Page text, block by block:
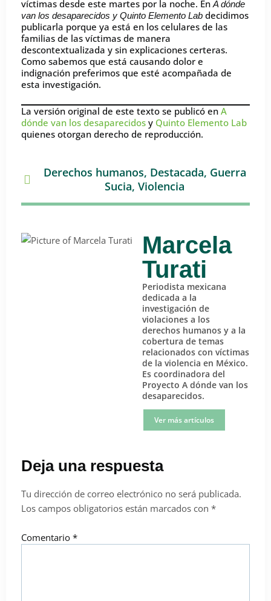
víctimas desde este martes por la noche. EnA dónde
van los desaparecidos y Quinto Elemento Lab decidimos
publicarla porque ya está en los celulares de las
familias de las víctimas de manera
descontextualizada y sin explicaciones certeras.
Como sabemos que está causando dolor e
indignación preferimos que esté acompañada de
esta investigación.
La versión original de este texto se publicó en A
dónde van los desaparecidos y Quinto Elemento Lab
quienes otorgan derecho de reproducción.
Derechos humanos, Destacada, Guerra
Sucia, Violencia
Marcela
Turati
Periodista mexicana
dedicada a la
investigación de
violaciones a los
derechos humanos y a la
cobertura de temas
relacionados con víctimas
de la violencia en México.
Es coordinadora del
Proyecto A dónde van los
desaparecidos.
Ver más artículos
Deja una respuesta
Tu dirección de correo electrónico no será publicada.
Los campos obligatorios están marcados con *
Comentario *